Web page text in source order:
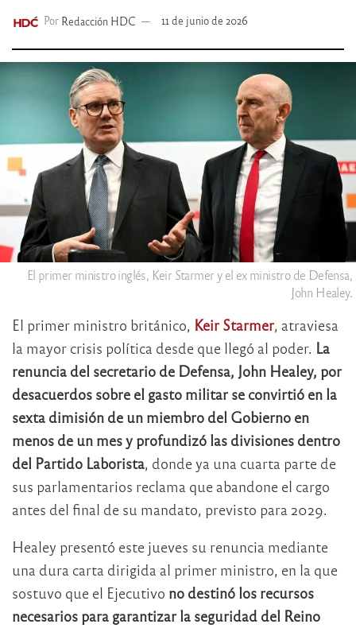
Por Redacción HDC 11 de junio de 2026
El primer ministro inglés, Keir Starmer y el ex ministro de Defensa,
John Healey.
El primer ministro británico, Keir Starmer, atraviesa
la mayor crisis política desde que llegó al poder. La
renuncia del secretario de Defensa, John Healey, por
desacuerdos sobre el gasto militar se convirtió en la
sexta dimisión de un miembro del Gobierno en
menos de un mes y profundizó las divisiones dentro
del Partido Laborista, donde ya una cuarta parte de
sus parlamentarios reclama que abandone el cargo
antes del final de su mandato, previsto para 2029.
Healey presentó este jueves su renuncia mediante
una dura carta dirigida al primer ministro, en la que
sostuvo que el Ejecutivo no destinó los recursos
necesarios para garantizar la seguridad del Reino